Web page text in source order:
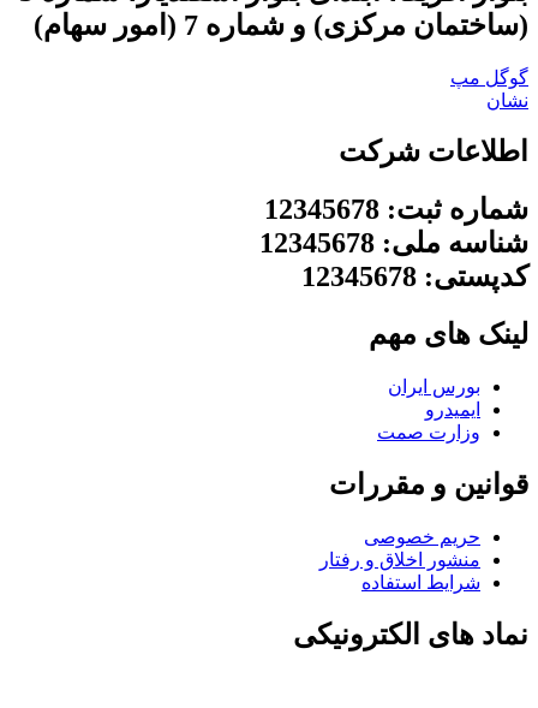
(ساختمان مرکزی) و شماره 7 (امور سهام)
گوگل مپ
نشان
اطلاعات شرکت
شماره ثبت: 12345678
شناسه ملی: 12345678
کدپستی: 12345678
لینک های مهم
بورس ایران
ایمیدرو
وزارت صمت
قوانین و مقررات
حریم خصوصی
منشور اخلاق و رفتار
شرایط استفاده
نماد های الکترونیکی